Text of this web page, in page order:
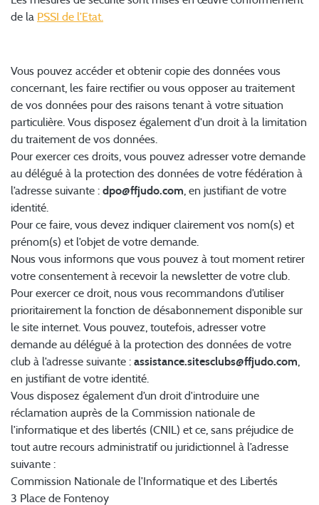
de la PSSI de l’Etat.
Vous pouvez accéder et obtenir copie des données vous
concernant, les faire rectifier ou vous opposer au traitement
de vos données pour des raisons tenant à votre situation
particulière. Vous disposez également d'un droit à la limitation
du traitement de vos données.
Pour exercer ces droits, vous pouvez adresser votre demande
au délégué à la protection des données de votre fédération à
l’adresse suivante : dpo@ffjudo.com , en justifiant de votre
identité.
Pour ce faire, vous devez indiquer clairement vos nom(s) et
prénom(s) et l’objet de votre demande.
Nous vous informons que vous pouvez à tout moment retirer
votre consentement à recevoir la newsletter de votre club.
Pour exercer ce droit, nous vous recommandons d’utiliser
prioritairement la fonction de désabonnement disponible sur
le site internet. Vous pouvez, toutefois, adresser votre
demande au délégué à la protection des données de votre
club à l’adresse suivante : assistance.sitesclubs@ffjudo.com
en justifiant de votre identité.
Vous disposez également d’un droit d'introduire une
réclamation auprès de la Commission nationale de
l’informatique et des libertés (CNIL) et ce, sans préjudice de
tout autre recours administratif ou juridictionnel à l’adresse
suivante :
Commission Nationale de l’Informatique et des Libertés
3 Place de Fontenoy